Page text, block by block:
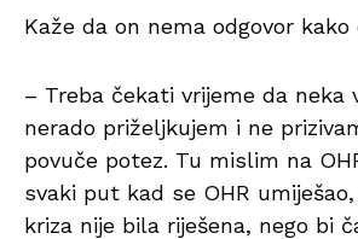
Kaže da on nema odgovor kako
– Treba čekati vrijeme da neka
nerado priželjkujem i ne
povuče potez. Tu mislim na
svaki put kad se OHR
kriza nije bila riješena, nego bi